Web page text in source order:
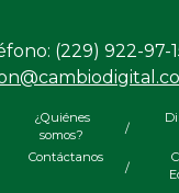
(229) 922-97-
¿Quiénes
somos?
/
Contáctanos
/